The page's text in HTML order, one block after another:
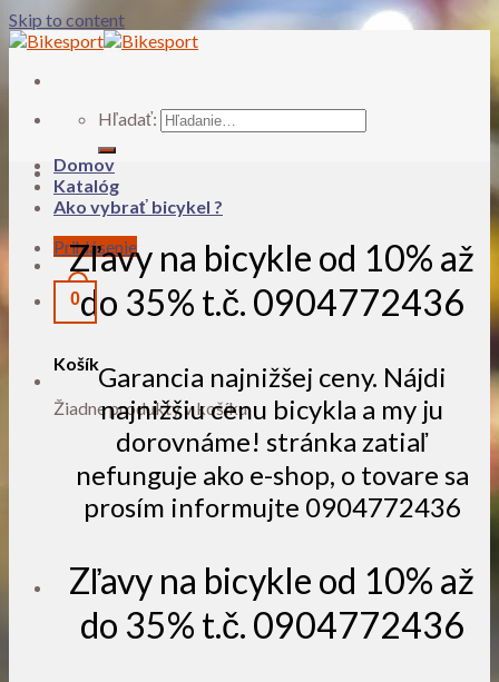
Skip to content
Hľadať:
Domov
Katalóg
Ako vybrať bicykel ?
Prihlásenie
0
Košík
Žiadne produkty v košíku.
Zľavy na bicykle od 10% až
do 35% t.č. 0904772436
Garancia najnižšej ceny. Nájdi
najnižšiu cenu bicykla a my ju
dorovnáme! stránka zatiaľ
nefunguje ako e-shop, o tovare sa
prosím informujte 0904772436
Zľavy na bicykle od 10% až
do 35% t.č. 0904772436